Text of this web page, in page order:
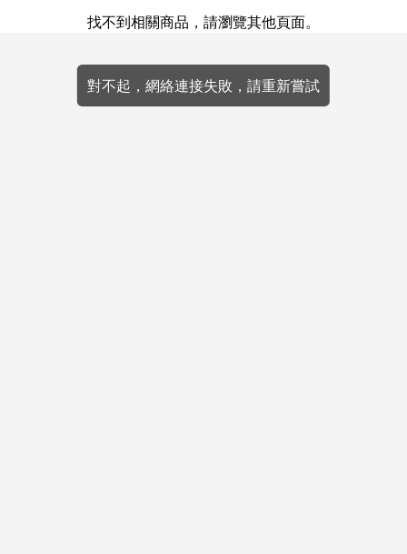
找不到相關商品，請瀏覽其他頁面。
對不起，網絡連接失敗，請重新嘗試